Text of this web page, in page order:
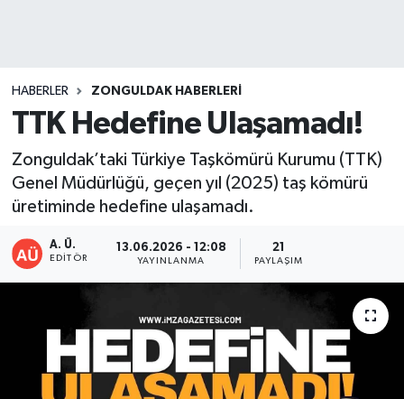
HABERLER ZONGULDAK HABERLERI
TTK Hedefine Ulaşamadı!
Zonguldak’taki Türkiye Taşkömürü Kurumu (TTK)
Genel Müdürlüğü, geçen yıl (2025) taş kömürü
üretiminde hedefine ulaşamadı.
A. Ü.
EDITÖR
13.06.2026 - 12:08
YAYINLANMA
21
PAYLAŞIM
EREĞLİ
GÖKÇEBEY
KARABÜK
KASTAMONU